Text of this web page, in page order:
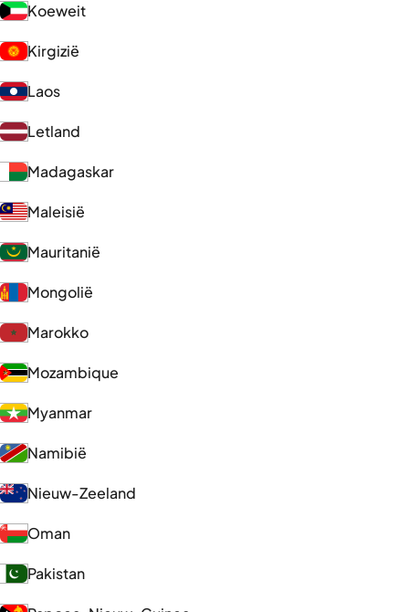
Koeweit
Kirgizië
Laos
Letland
Madagaskar
Maleisië
Mauritanië
Mongolië
Marokko
Mozambique
Myanmar
Namibië
Nieuw-Zeeland
Oman
Pakistan